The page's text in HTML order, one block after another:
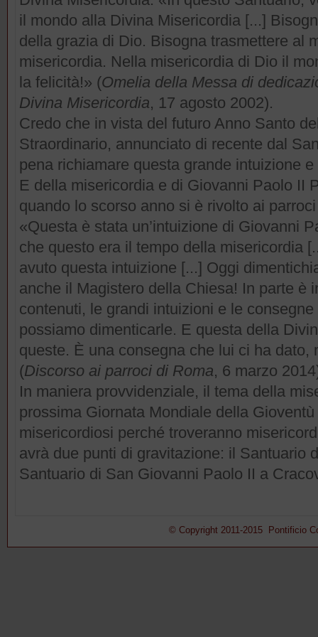
il mondo alla Divina Misericordia [...]
della grazia di Dio. Bisogna trasmettere al
misericordia. Nella misericordia di Dio il
la felicità!» (Omelia della Messa di
Divina Misericordia, 17 agosto 2002).
Credo che in vista del futuro Anno Santo
Straordinario, annunciato di recente dal
pena richiamare questa grande intuizione
E della misericordia e di Giovanni Paolo II
quando lo scorso anno si è rivolto ai
«Questa è stata un’intuizione di Giovanni
che questo era il tempo della misericordia
avuto questa intuizione [...] Oggi
anche il Magistero della Chiesa! In parte è
contenuti, le grandi intuizioni e le
possiamo dimenticarle. E questa della
queste. È una consegna che lui ci ha dato,
(Discorso ai parroci di Roma, 6 marzo
In maniera provvidenziale, il tema della
prossima Giornata Mondiale della
misericordiosi perché troveranno
avrà due punti di gravitazione: il Santuario
Santuario di San Giovanni Paolo II a
© Copyright 2011-2015 Pontificio